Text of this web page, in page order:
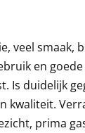
veel smaak,
en
Is duidelijk
kwaliteit.
prima